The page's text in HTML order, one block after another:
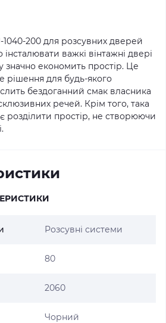
200 для розсувних дверей
важкі вінтажні двері
значно економить простір. Це
рішення для будь-якого
бездоганний смак власника
речей. Крім того, така
розділити простір, не створюючи
Розсувні системи
80
2060
Чорний